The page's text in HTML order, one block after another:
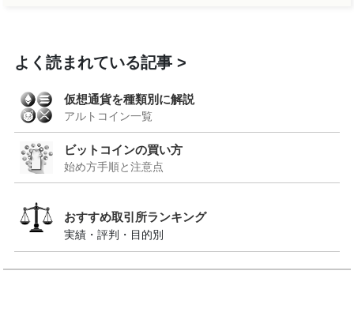
よく読まれている記事
仮想通貨を種類別に解説
アルトコイン一覧
ビットコインの買い方
始め方手順と注意点
おすすめ取引所ランキング
実績・評判・目的別